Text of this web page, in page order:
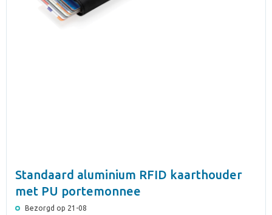
Standaard aluminium RFID kaarthouder
met PU portemonnee
Bezorgd op 21-08